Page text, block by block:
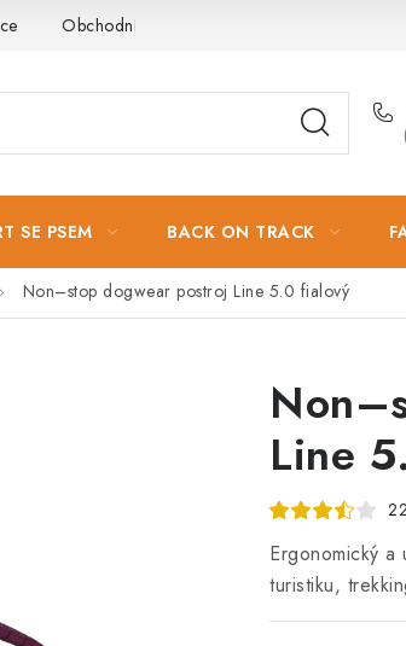
Obchodní podmínky Podmínky
SE PSEM BACK ON TRACK
Non–stop dogwear postroj Line 5.0 fialový
Line
Ergonomický
turistiku,